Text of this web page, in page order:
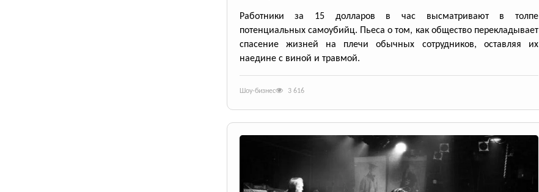
Работники за 15 долларов в час высматривают в толпе
потенциальных самоубийц. Пьеса о том, как общество перекладывает
спасение жизней на плечи обычных сотрудников, оставляя их
наедине с виной и травмой.
Шоу-бизнес 3 616